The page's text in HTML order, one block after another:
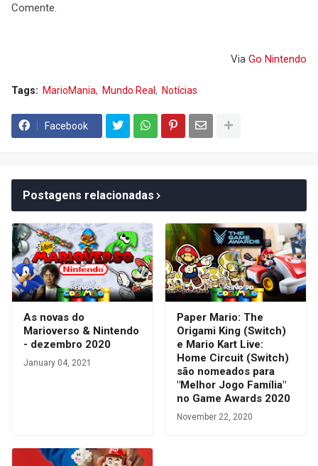
Comente.
Via Go Nintendo
Tags: MarioMania Mundo Real Notícias
Facebook
Postagens relacionadas
As novas do
Marioverso & Nintendo
- dezembro 2020
January 04, 2021
Paper Mario: The
Origami King (Switch)
e Mario Kart Live:
Home Circuit (Switch)
são nomeados para
"Melhor Jogo Família"
no Game Awards 2020
November 22, 2020